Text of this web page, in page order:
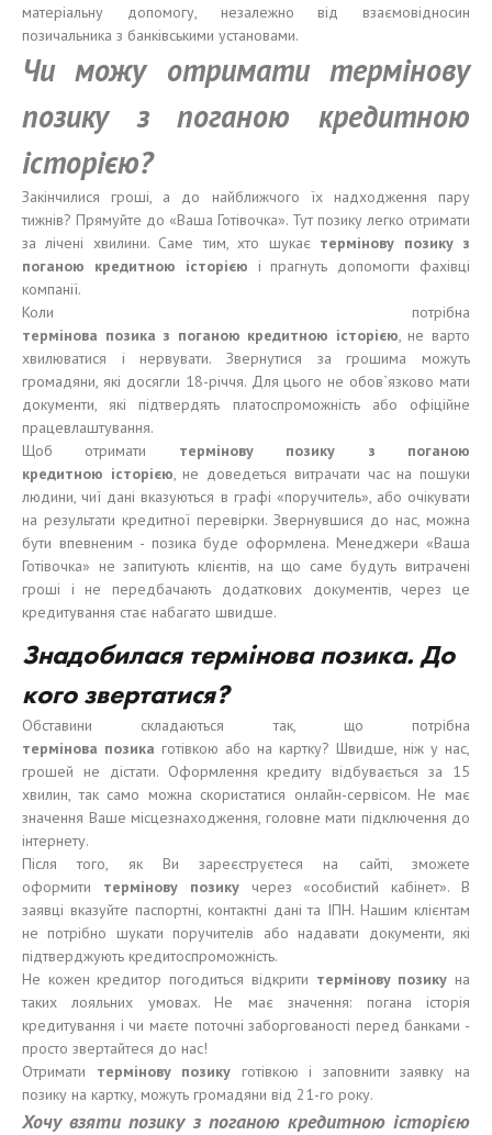
матеріальну допомогу, незалежно від взаємовідносин
позичальника з банківськими установами.
Чи можу отримати термінову
позику з поганою кредитною
історією?
Закінчилися гроші, а до найближчого їх надходження пару
тижнів? Прямуйте до «Ваша Готівочка». Тут позику легко отримати
за лічені хвилини. Саме тим, хто шукає термінову позику з
поганою кредитною історією і прагнуть допомогти фахівці
компанії.
Коли потрібна
термінова позика з поганою кредитною історією, не варто
хвилюватися і нервувати. Звернутися за грошима можуть
громадяни, які досягли 18-річчя. Для цього не обов`язково мати
документи, які підтвердять платоспроможність або офіційне
працевлаштування.
Щоб отримати термінову позику з поганою
кредитною історією, не доведеться витрачати час на пошуки
людини, чиї дані вказуються в графі «поручитель», або очікувати
на результати кредитної перевірки. Звернувшися до нас, можна
бути впевненим - позика буде оформлена. Менеджери «Ваша
Готівочка» не запитують клієнтів, на що саме будуть витрачені
гроші і не передбачають додаткових документів, через це
кредитування стає набагато швидше.
Знадобилася термінова позика. До
кого звертатися?
Обставини складаються так, що потрібна
термінова позика готівкою або на картку? Швидше, ніж у нас,
грошей не дістати. Оформлення кредиту відбувається за 15
хвилин, так само можна скористатися онлайн-сервісом. Не має
значення Ваше місцезнаходження, головне мати підключення до
інтернету.
Після того, як Ви зареєструєтеся на сайті, зможете
оформити термінову позикучерез «особистий кабінет». В
заявці вказуйте паспортні, контактні дані та ІПН. Нашим клієнтам
не потрібно шукати поручителів або надавати документи, які
підтверджують кредитоспроможність.
Не кожен кредитор погодиться відкрити термінову позику на
таких лояльних умовах. Не має значення: погана історія
кредитування і чи маєте поточні заборгованості перед банками -
просто звертайтеся до нас!
Отримати термінову позику готівкою і заповнити заявку на
позику на картку, можуть громадяни від 21-го року.
Хочу взяти позику з поганою кредитною історією